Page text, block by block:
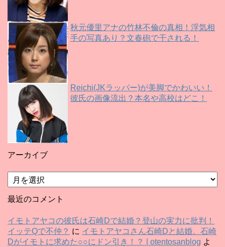
秋元優里アナの竹林不倫の真相！浮気相
手の写真あり？文春砲で干される！
Reichi(JKラッパー)が美脚でかわいい！
彼氏の画像流出？本名や高校はどこ！
アーカイブ
ア
ー
カ
ブ
最近のコメント
イモトアヤコの彼氏は石崎Dで結婚？登山の実力に批判！
イッテQで不仲？ に イモトアヤコさん石崎Dと結婚。石崎
Dがイモトに求めた○○にドン引き！？ | otentosanblog よ